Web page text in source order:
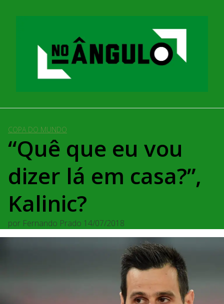
COPA DO MUNDO
“Quê que eu vou
dizer lá em casa?”,
Kalinic?
por Fernando Prado 14/07/2018